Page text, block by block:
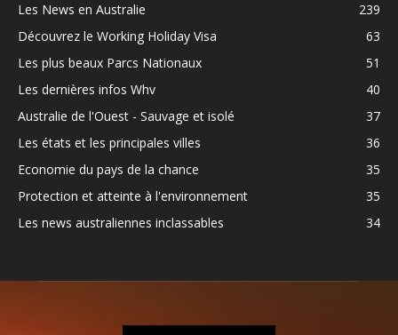
Les News en Australie
239
Découvrez le Working Holiday Visa
63
Les plus beaux Parcs Nationaux
51
Les dernières infos Whv
40
Australie de l'Ouest - Sauvage et isolé
37
Les états et les principales villes
36
Economie du pays de la chance
35
Protection et atteinte à l'environnement
35
Les news australiennes inclassables
34